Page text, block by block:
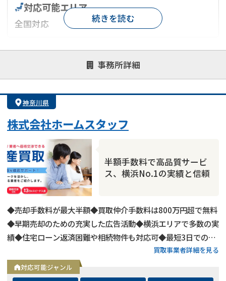
事務所詳細
対応可能エリア
全国対応
対応が親身 オンライン面談可能
レスポンスが早い
1億円以上の買取可
続きを読む
神奈川県
株式会社ホームスタッフ
半額手数料で高品質サービ
ス、横浜No.1の実績と信頼
◆売却手数料が最大半額◆買取仲介手数料は800万円超で無料
◆早期売却のための充実した広告活動◆横浜エリアで多数の実
績◆住宅ローン返済困難や相続物件も対応可◆最短3日での売
却も可能◆プロフェッショナルによる徹底サポート買取事業者詳細を見る
対応可能ジャンル